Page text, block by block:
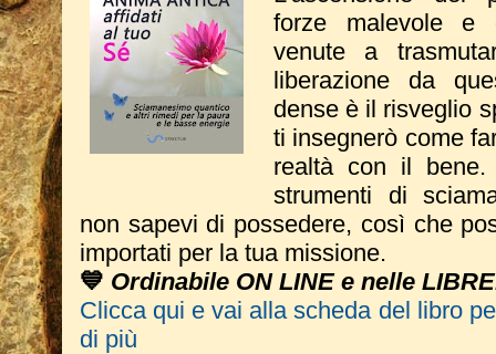
forze malevole e
venute a
liberazione da
dense è il risveglio
ti insegnerò come
realtà con il
strumenti di
non sapevi di possedere, così che
importati per la tua missione.
💙 Ordinabile ON LINE e nelle
Clicca qui e vai alla scheda del libro
di più